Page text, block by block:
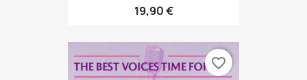
19,90 €
favorite_border